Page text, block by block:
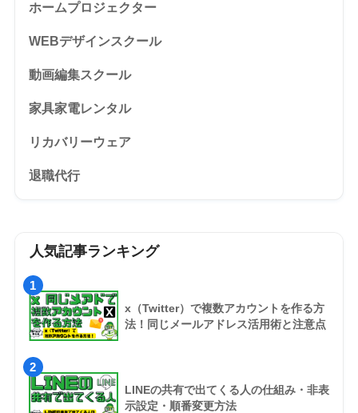
ホームプロジェクター
WEBデザインスクール
動画編集スクール
家具家電レンタル
リカバリーウェア
退職代行
人気記事ランキング
1
x（Twitter）で複数アカウントを作る方
法！同じメールアドレス活用術と注意点
2
LINEの共有で出てくる人の仕組み・非表
示設定・順番変更方法